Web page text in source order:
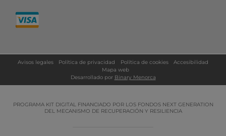
Avisos legales Política de privacidad Política de cookies
Accesibilidad
Mapa web
Desarrollado por Binary Menorca
PROGRAMA KIT DIGITAL FINANCIADO POR LOS FONDOS NEXT GENERATION
DEL MECANISMO DE RECUPERACIÓN Y RESILIENCIA